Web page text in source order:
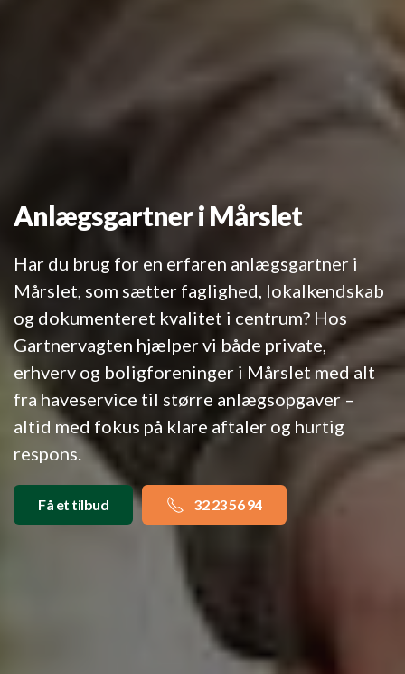
Anlægsgartner i Mårslet
Har du brug for en erfaren anlægsgartner i
Mårslet, som sætter faglighed, lokalkendskab
og dokumenteret kvalitet i centrum? Hos
Gartnervagten hjælper vi både private,
erhverv og boligforeninger i Mårslet med alt
fra haveservice til større anlægsopgaver –
altid med fokus på klare aftaler og hurtig
respons.
Få et tilbud 32 23 56 94